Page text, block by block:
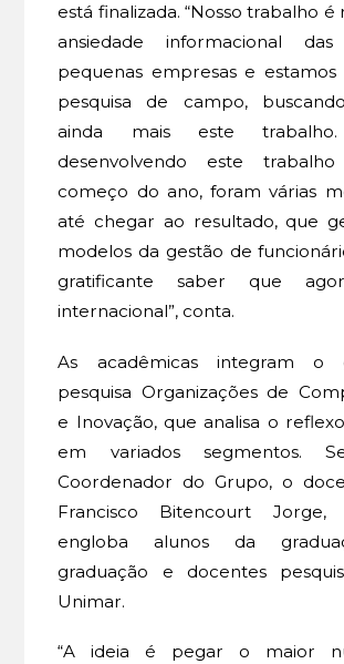
está finalizada. “Nosso trabalho
ansiedade informacional
pequenas empresas e estamos
pesquisa de campo,
ainda mais este trabalho.
desenvolvendo este
começo do ano, foram várias
até chegar ao resultado, que
modelos da gestão de
gratificante saber que
internacional”, conta.
As acadêmicas integram o
pesquisa Organizações de
e Inovação, que analisa o
em variados segmentos.
Coordenador do Grupo, o
Francisco Bitencourt
engloba alunos da
graduação e docentes
Unimar.
“A ideia é pegar o maior